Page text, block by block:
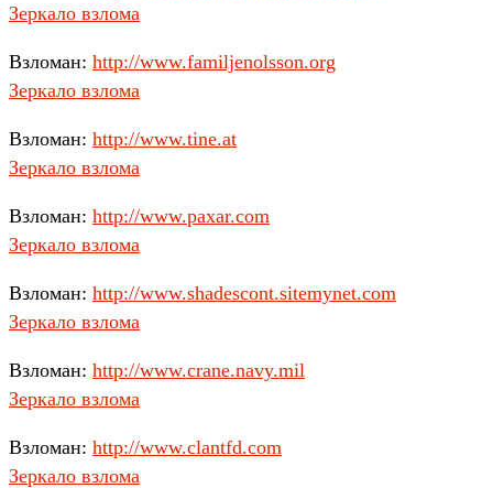
Зеркало взлома
Взломан: http://www.familjenolsson.org
Зеркало взлома
Взломан: http://www.tine.at
Зеркало взлома
Взломан: http://www.paxar.com
Зеркало взлома
Взломан: http://www.shadescont.sitemynet.com
Зеркало взлома
Взломан: http://www.crane.navy.mil
Зеркало взлома
Взломан: http://www.clantfd.com
Зеркало взлома